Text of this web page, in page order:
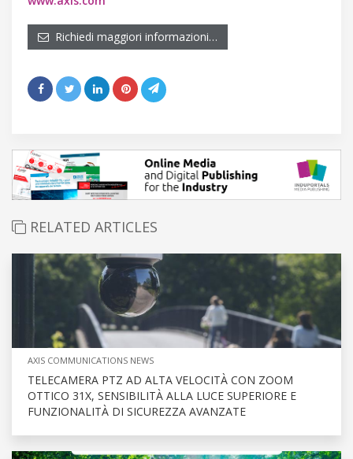
Richiedi maggiori informazioni…
RELATED ARTICLES
AXIS COMMUNICATIONS NEWS
TELECAMERA PTZ AD ALTA VELOCITÀ CON ZOOM
OTTICO 31X, SENSIBILITÀ ALLA LUCE SUPERIORE E
FUNZIONALITÀ DI SICUREZZA AVANZATE